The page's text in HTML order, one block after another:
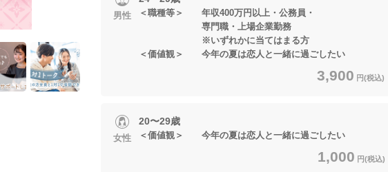
男性
＜職種等＞ 年収400万円以上・公務員・
専門職・上場企業勤務
※いずれかに当てはまる方
＜価値観＞ 今年の夏は恋人と一緒に過ごしたい
3,900 円(税込)
女性
20〜29歳
＜価値観＞ 今年の夏は恋人と一緒に過ごしたい
1,000 円(税込)